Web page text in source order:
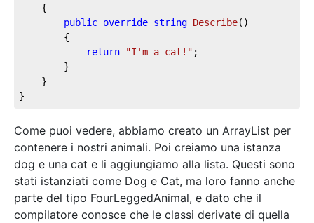
    {
public override string Describe( )
        {
return
"I'm a cat!" ;
        }
    }
}
Come puoi vedere, abbiamo creato un ArrayList per
contenere i nostri animali. Poi creiamo una istanza
dog e una cat e li aggiungiamo alla lista. Questi sono
stati istanziati come Dog e Cat, ma loro fanno anche
parte del tipo FourLeggedAnimal, e dato che il
compilatore conosce che le classi derivate di quella